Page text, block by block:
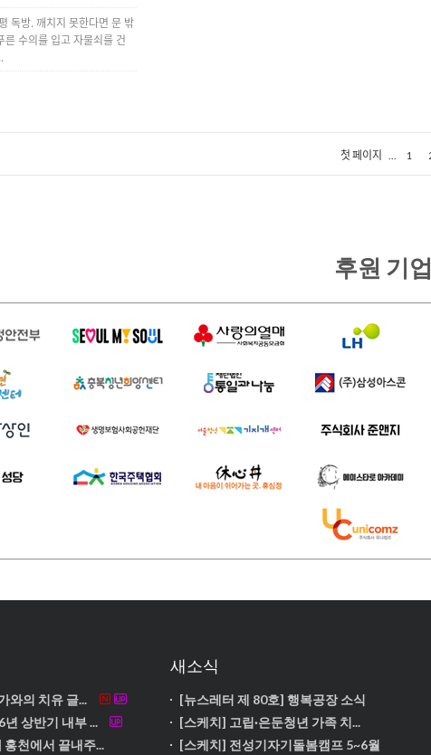
독방. 깨치지 못한다면 문 밖
른 수의를 입고 자물쇠를 건
첫 페이지 ... 1
후원 기
와의 치유 글...
상반기 내부 ...
천에서 끝내주...
새소식
[뉴스레터 제 80호] 행복공장 소식
[스케치] 고립·은둔청년 가족 치...
[스케치] 전성기자기돌봄캠프 5~6월